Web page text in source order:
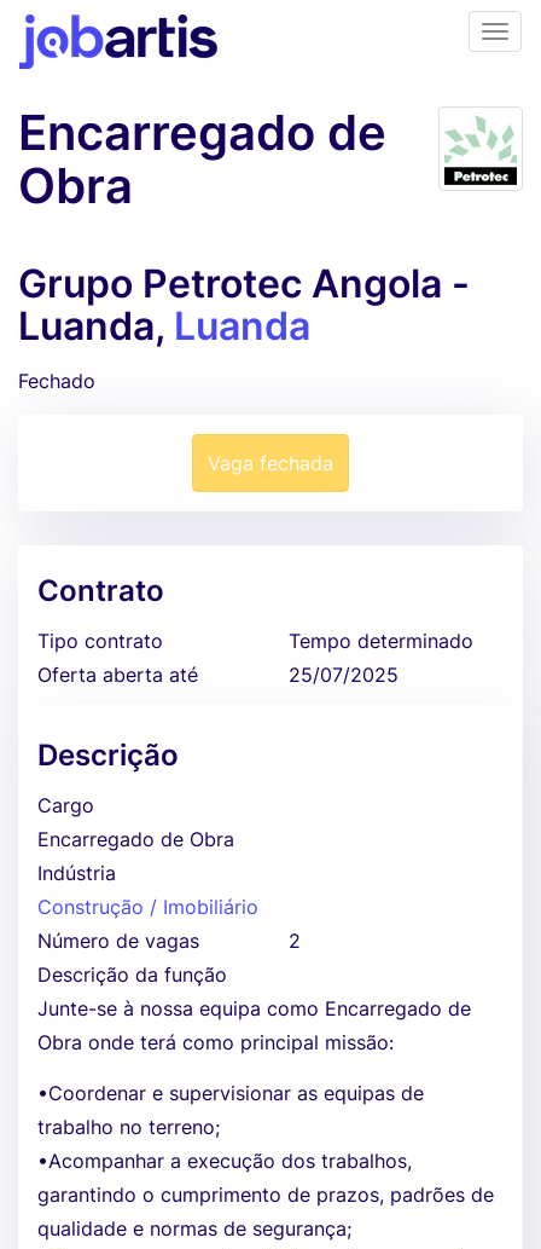
Encarregado de
Obra
Grupo Petrotec Angola -
Luanda, Luanda
Fechado
Vaga fechada
Contrato
Tipo contrato
Tempo determinado
Oferta aberta até
25/07/2025
Descrição
Cargo
Encarregado de Obra
Indústria
Construção / Imobiliário
Número de vagas
2
Descrição da função
Junte-se à nossa equipa como Encarregado de
Obra onde terá como principal missão:
•Coordenar e supervisionar as equipas de
trabalho no terreno;
•Acompanhar a execução dos trabalhos,
garantindo o cumprimento de prazos, padrões de
qualidade e normas de segurança;